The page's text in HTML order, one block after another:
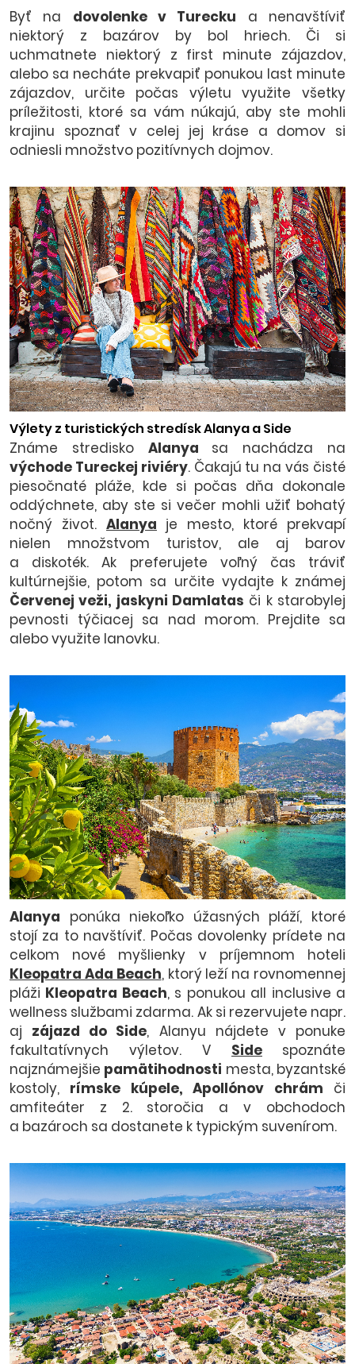
Byť na dovolenke v Turecku a nenavštíviť
niektorý z bazárov by bol hriech. Či si
uchmatnete niektorý z first minute zájazdov,
alebo sa necháte prekvapiť ponukou last minute
zájazdov, určite počas výletu využite všetky
príležitosti, ktoré sa vám núkajú, aby ste mohli
krajinu spoznať v celej jej kráse a domov si
odniesli množstvo pozitívnych dojmov.
Výlety z turistických stredísk Alanya a Side
Známe stredisko Alanya sa nachádza na
východe Tureckej riviéry. Čakajú tu na vás čisté
piesočnaté pláže, kde si počas dňa dokonale
oddýchnete, aby ste si večer mohli užiť bohatý
nočný život. Alanya je mesto, ktoré prekvapí
nielen množstvom turistov, ale aj barov
a diskoték. Ak preferujete voľný čas tráviť
kultúrnejšie, potom sa určite vydajte k známej
Červenej veži, jaskyni Damlatas či k starobylej
pevnosti týčiacej sa nad morom. Prejdite sa
alebo využite lanovku.
Alanya ponúka niekoľko úžasných pláží, ktoré
stojí za to navštíviť. Počas dovolenky prídete na
celkom nové myšlienky v príjemnom hoteli
Kleopatra Ada Beach, ktorý leží na rovnomennej
pláži Kleopatra Beach, s ponukou all inclusive a
wellness službami zdarma. Ak si rezervujete napr.
aj zájazd do Side, Alanyu nájdete v ponuke
fakultatívnych výletov. V Side
spoznáte
najznámejšie pamätihodnosti mesta, byzantské
kostoly, rímske kúpele, Apollónov chrám či
amfiteáter z 2. storočia a v obchodoch
a bazároch sa dostanete k typickým suvenírom.